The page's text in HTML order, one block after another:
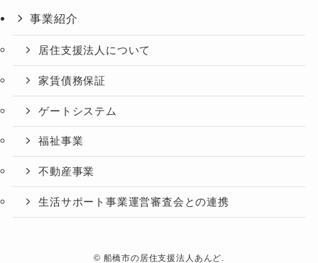
事業紹介
居住支援法人について
家賃債務保証
ゲートシステム
福祉事業
不動産事業
生活サポート事業運営審査会との連携
© 船橋市の居住支援法人あんど.